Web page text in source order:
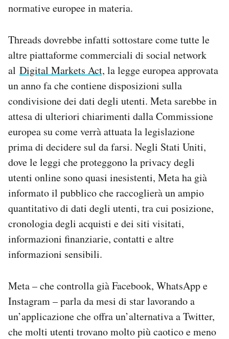
Hai bisogno di aiuto?
normative europee in materia.
Threads dovrebbe infatti sottostare come tutte le
altre piattaforme commerciali di social network
al Digital Markets Act, la legge europea approvata
un anno fa che contiene disposizioni sulla
condivisione dei dati degli utenti. Meta sarebbe in
attesa di ulteriori chiarimenti dalla Commissione
europea su come verrà attuata la legislazione
prima di decidere sul da farsi. Negli Stati Uniti,
dove le leggi che proteggono la privacy degli
utenti online sono quasi inesistenti, Meta ha già
informato il pubblico che raccoglierà un ampio
quantitativo di dati degli utenti, tra cui posizione,
cronologia degli acquisti e dei siti visitati,
informazioni finanziarie, contatti e altre
informazioni sensibili.
Meta – che controlla già Facebook, WhatsApp e
Instagram – parla da mesi di star lavorando a
un’applicazione che offra un’alternativa a Twitter,
che molti utenti trovano molto più caotico e meno